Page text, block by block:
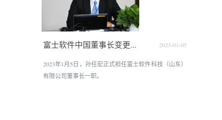
富士软件中国董事长变更... 2023-01-05
2023年1月5日，孙任宏正式担任富士软件科技（山东）
有限公司董事长一职。